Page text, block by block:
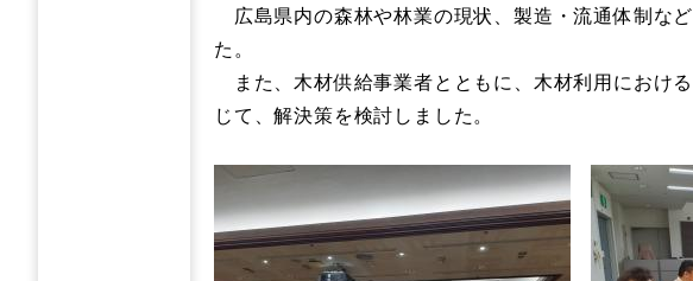
広島県内の森林や林業の現状、製造・流通体制な
た。
また、木材供給事業者とともに、木材利用におけ
じて、解決策を検討しました。